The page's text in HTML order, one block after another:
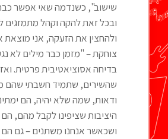
שישוב", כשנדמה שאי אפשר
ובכל זאת להקה וקהל מתמזגים
ולהחצין את הזעקה, אני מוצאת
צוחקת – "מזמן כבר מילים לא
בדיחה אסוציאטיבית פרטית.
שהשירים, שתמיד חשבתי שהם
ודאות, שמה שלא יהיה, הם
היציבות שציפינו לקבל מהם,
ושכאשר אנחנו משתנים – גם